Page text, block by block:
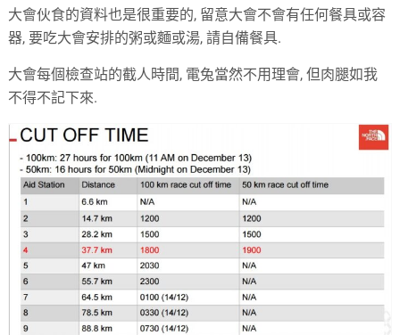
大會伙食的資料也是很重要的, 留意大會不會有任何餐具或容
器, 要吃大會安排的粥或麵或湯, 請自備餐具.
大會每個檢查站的截人時間, 電兔當然不用理會, 但肉腿如我
不得不記下來.